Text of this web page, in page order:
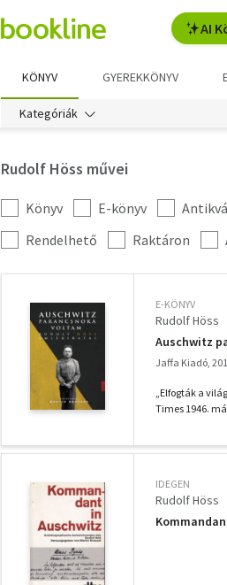
AI
KÖNYV GYEREKKÖNYV
Kategóriák
Rudolf Höss művei
Kategória
szűrés
Könyv E-könyv
További
szűrők
Rendelhető Raktáron
E-KÖNYV
Rudolf Höss
Auschwitz
Jaffa Kiadó,
„Elfogták a
Times 1946.
IDEGEN
Rudolf Höss